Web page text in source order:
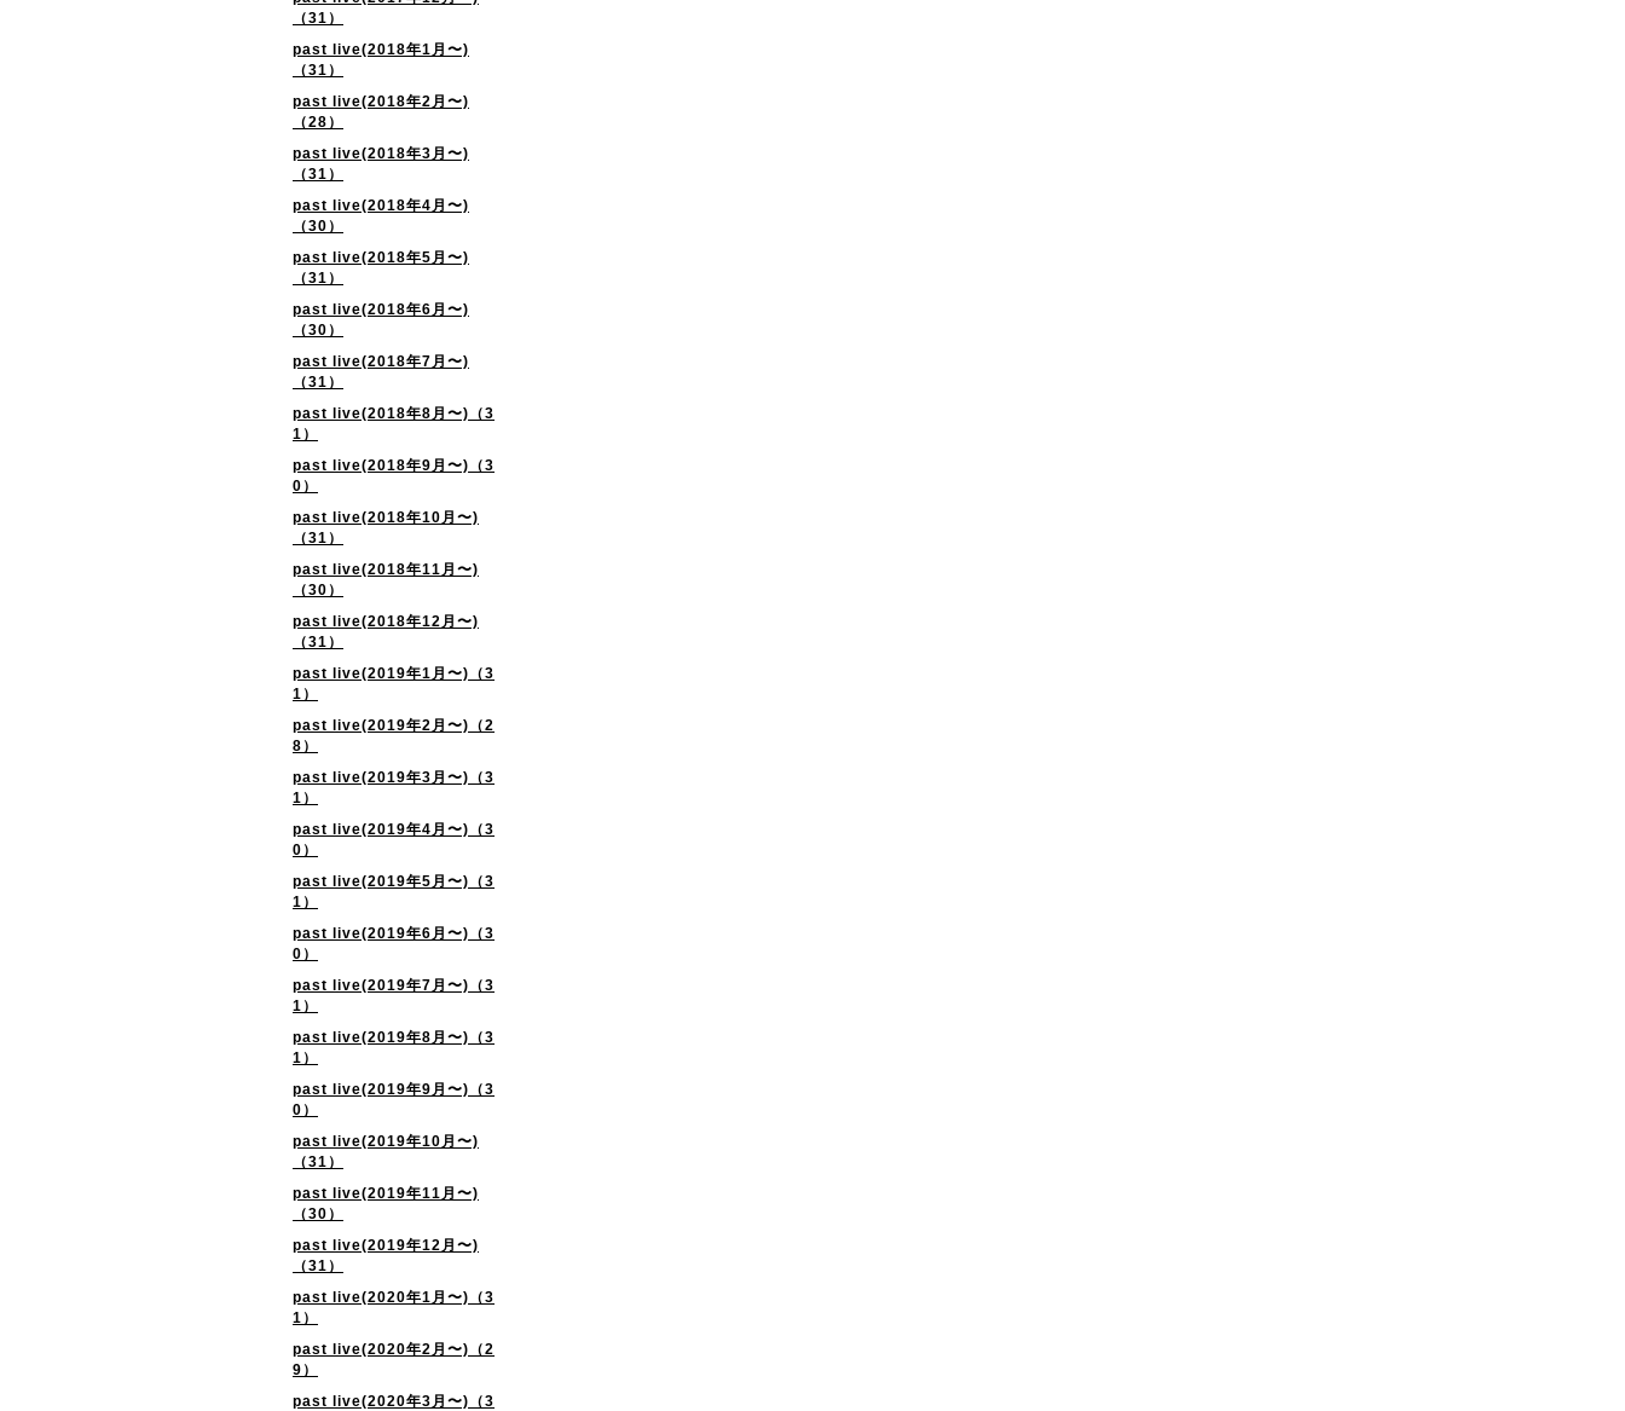
（31）
past live(2018年1月〜)
（31）
past live(2018年2月〜)
（28）
past live(2018年3月〜)
（31）
past live(2018年4月〜)
（30）
past live(2018年5月〜)
（31）
past live(2018年6月〜)
（30）
past live(2018年7月〜)
（31）
past live(2018年8月〜)（3
1）
past live(2018年9月〜)（3
0）
past live(2018年10月〜)
（31）
past live(2018年11月〜)
（30）
past live(2018年12月〜)
（31）
past live(2019年1月〜)（3
1）
past live(2019年2月〜)（2
8）
past live(2019年3月〜)（3
1）
past live(2019年4月〜)（3
0）
past live(2019年5月〜)（3
1）
past live(2019年6月〜)（3
0）
past live(2019年7月〜)（3
1）
past live(2019年8月〜)（3
1）
past live(2019年9月〜)（3
0）
past live(2019年10月〜)
（31）
past live(2019年11月〜)
（30）
past live(2019年12月〜)
（31）
past live(2020年1月〜)（3
1）
past live(2020年2月〜)（2
9）
past live(2020年3月〜)（3